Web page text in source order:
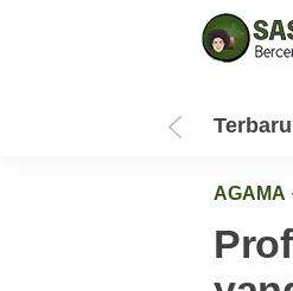
Terbaru
AGAMA